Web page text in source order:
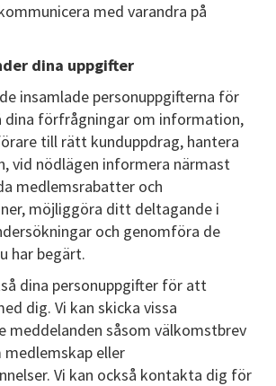
med varandra på
dina uppgifter
insamlade personuppgifterna för
förfrågningar om information,
till rätt kunduppdrag, hantera
vid nödlägen informera närmast
medlemsrabatter och
möjliggöra ditt deltagande i
och genomföra de
har begärt.
dina personuppgifter för att
dig. Vi kan skicka vissa
meddelanden såsom välkomstbrev
medlemskap eller
Vi kan också kontakta dig för